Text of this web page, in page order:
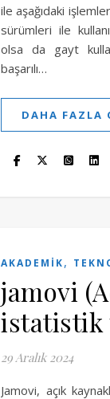
ile aşağıdaki
sürümleri ile
olsa da gayt
başarılı…
DAHA FAZLA
AKADEMIK,
jamovi
istatistik
29 Aralık 2024
Jamovi, açık